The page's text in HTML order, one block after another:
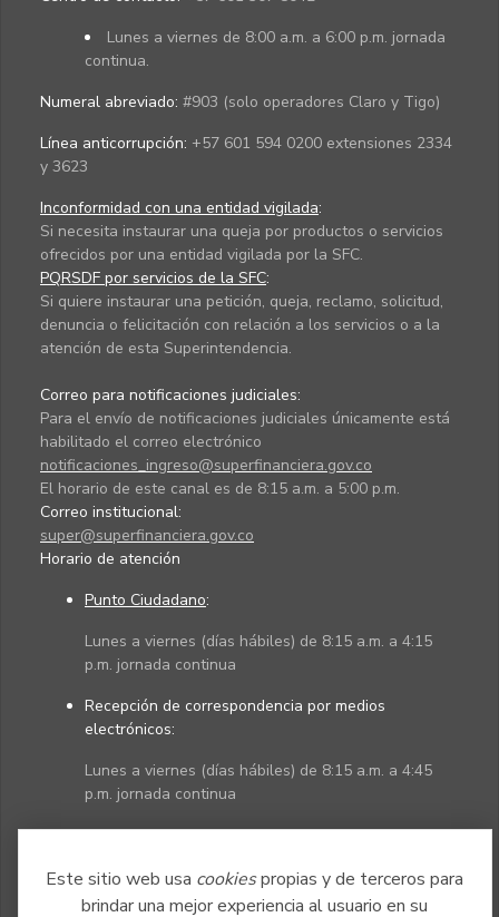
Este sitio web usa cookiespropias y de terceros para
brindar una mejor experiencia al usuario en su
Lunes a viernes de 8:00 a.m. a 6:00 p.m. jornada
continua.
Numeral abreviado: #903 (solo operadores Claro y Tigo)
Línea anticorrupción: +57 601 594 0200 extensiones 2334
y 3623
Inconformidad con una entidad vigilada:
Si necesita instaurar una queja por productos o servicios
ofrecidos por una entidad vigilada por la SFC.
PQRSDF por servicios de la SFC:
Si quiere instaurar una petición, queja, reclamo, solicitud,
denuncia o felicitación con relación a los servicios o a la
atención de esta Superintendencia.
Correo para notificaciones judiciales:
Para el envío de notificaciones judiciales únicamente está
habilitado el correo electrónico
notificaciones_ingreso@superfinanciera.gov.co
El horario de este canal es de 8:15 a.m. a 5:00 p.m.
Correo institucional:
super@superfinanciera.gov.co
Horario de atención
Punto Ciudadano:
Lunes a viernes (días hábiles) de 8:15 a.m. a 4:15
p.m. jornada continua
Recepción de correspondencia por medios
electrónicos:
Lunes a viernes (días hábiles) de 8:15 a.m. a 4:45
p.m. jornada continua